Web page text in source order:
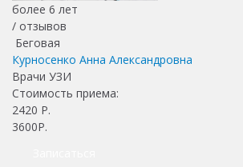
более 6 лет
/ отзывов
Беговая
Курносенко Анна Александровна
Врачи УЗИ
Стоимость приема:
2420 Р.
3600Р.